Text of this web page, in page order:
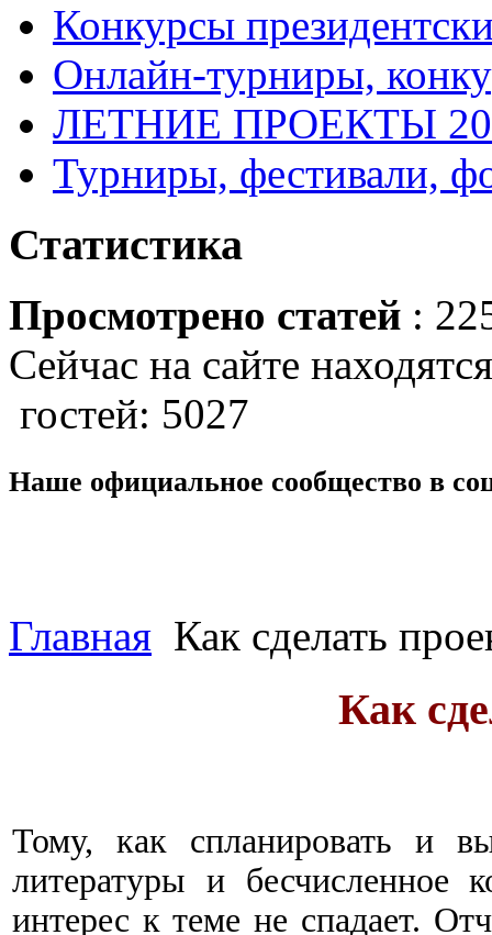
Конкурсы
Онлайн-турниры,
ЛЕТНИЕ ПРОЕКТЫ
Турниры, фестивали,
Статистика
Просмотрено статей :
Сейчас на сайте
гостей: 5027
Наше официальное сообщество в
Главная Как сделать
Как
Тому, как спланировать и
литературы и бесчисленное
интерес к теме не спадает.